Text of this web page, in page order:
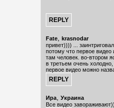
Fate, krasnodar
привет)))) ...
потому что первое
там человек. во-втором
в третьем очень
первое видео можно
Ира, Украина
Все видео